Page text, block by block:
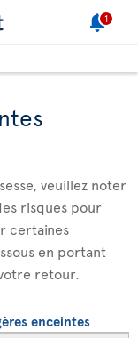
1
veuillez noter
risques pour
certaines
en portant
retour.
enceintes